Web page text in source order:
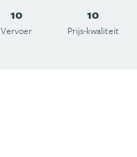
10
Vervoer
10
Prijs-kwaliteit